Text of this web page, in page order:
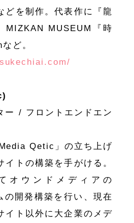
どを制作。代表作に『龍
MIZKAN MUSEUM『時
ど。
ー / フロントエンドエン
Qetic」の立ち上げ
イトの構築を手がける。
オウンドメディアの
の開発構築を行い、現在
イト以外に大企業のメデ